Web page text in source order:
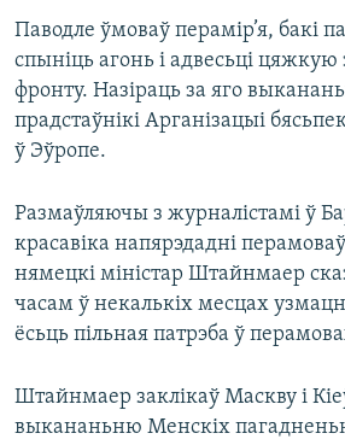
Паводле ўмоваў перамір’я, бакі
спыніць агонь і адвесьці цяжкую
фронту. Назіраць за яго
прадстаўнікі Арганізацыі
ў Эўропе.
Размаўляючы з журналістамі ў
красавіка напярэдадні
нямецкі міністар Штайнмаер
часам ў некалькіх месцах
ёсьць пільная патрэба ў
Штайнмаер заклікаў Маскву і
выкананьню Менскіх